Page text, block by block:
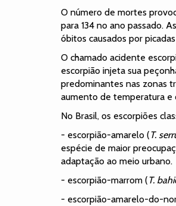
O número de mortes
para 134 no ano passado.
óbitos causados por
O chamado acidente
escorpião injeta sua
predominantes nas zonas
aumento de temperatura e
No Brasil, os escorpiões
- escorpião-amarelo (T.
espécie de maior
adaptação ao meio urbano.
- escorpião-marrom (T.
- escorpião-amarelo-do-